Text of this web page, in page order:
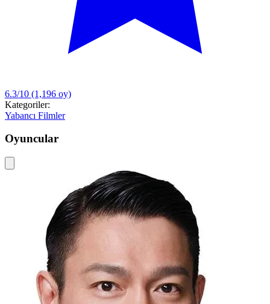
6.3/10 (1,196 oy)
Kategoriler:
Yabancı Filmler
Oyuncular